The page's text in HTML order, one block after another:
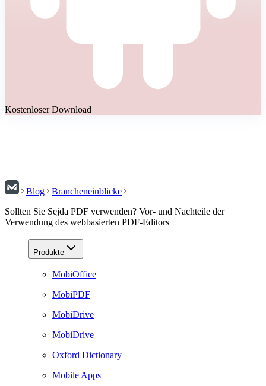
Kostenloser Download
Blog
Brancheneinblicke
Sollten Sie Sejda PDF verwenden? Vor- und Nachteile der
Verwendung des webbasierten PDF-Editors
Produkte
MobiOffice
MobiPDF
MobiDrive
MobiDrive
Oxford Dictionary
Mobile Apps